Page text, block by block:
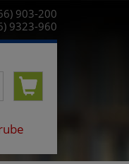
903-200
9323-960